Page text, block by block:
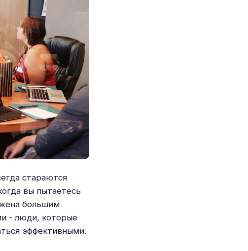
стараются
вы пытаетесь
большим
- люди, которые
эффективными.